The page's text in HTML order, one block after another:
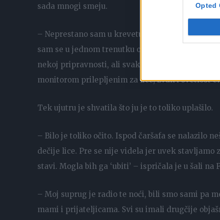
Opted
sada mnogi smeju.
– Neprestano sam u krevetu otvarala oči i
sam se u jednom trenutku opustila, ali tada se
nekoj pripravnosti, ali svaki put kada sam ga
monitorom prilepljenim za lice, zvuk i svetlost
Tek ujutru je shvatila što ju je to toliko uplašilo.
– Bilo je toliko očito. Ispod čaršafa se nalazilo
dečije lice. Pre se nije videla jer uvek stavljamo
stavi. Mogla bih ga ‘ubiti’ – ispričala je u šali na
– Moj suprug je radio te noći, bili smo sami pa
mami i prijateljicama. Svi su imali drugčije